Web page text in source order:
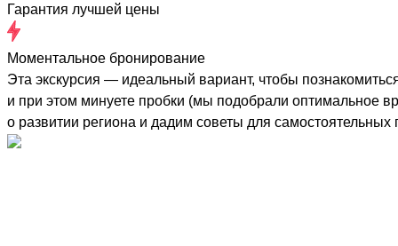
Гарантия лучшей цены
Моментальное бронирование
Эта экскурсия — идеальный вариант, чтобы
и при этом минуете пробки (мы подобрали оптимальное
о развитии региона и дадим советы для самостоятельных